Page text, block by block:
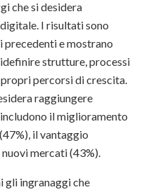
che si desidera
I risultati sono
precedenti e mostrano
strutture, processi
percorsi di crescita.
raggiungere
il miglioramento
il vantaggio
mercati (43%).
gli ingranaggi che